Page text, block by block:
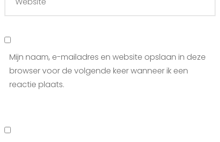
Mijn naam, e-mailadres en website opslaan in deze
browser voor de volgende keer wanneer ik een
reactie plaats.